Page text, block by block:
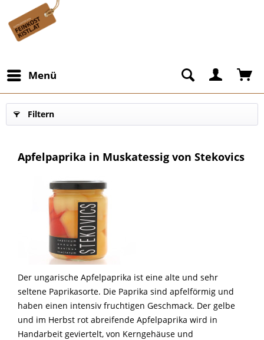
Menü
Filtern
Apfelpaprika in Muskatessig von Stekovics
Der ungarische Apfelpaprika ist eine alte und sehr
seltene Paprikasorte. Die Paprika sind apfelförmig und
haben einen intensiv fruchtigen Geschmack. Der gelbe
und im Herbst rot abreifende Apfelpaprika wird in
Handarbeit geviertelt, von Kerngehäuse und